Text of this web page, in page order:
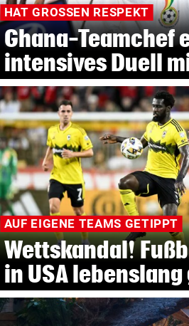
HAT GROSSEN RESPEKT
Ghana-Teamchef
intensives Duell
AUF EIGENE TEAMS GETIPPT
Wettskandal!
in USA